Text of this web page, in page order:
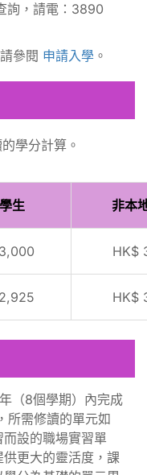
詢，請電：3890
參閱 申請入學 。
學分計算。
生 非本
HK$
HK$
（8個學期）內完成
所需修讀的單元如
設的職場實習單
更大的靈活度，課